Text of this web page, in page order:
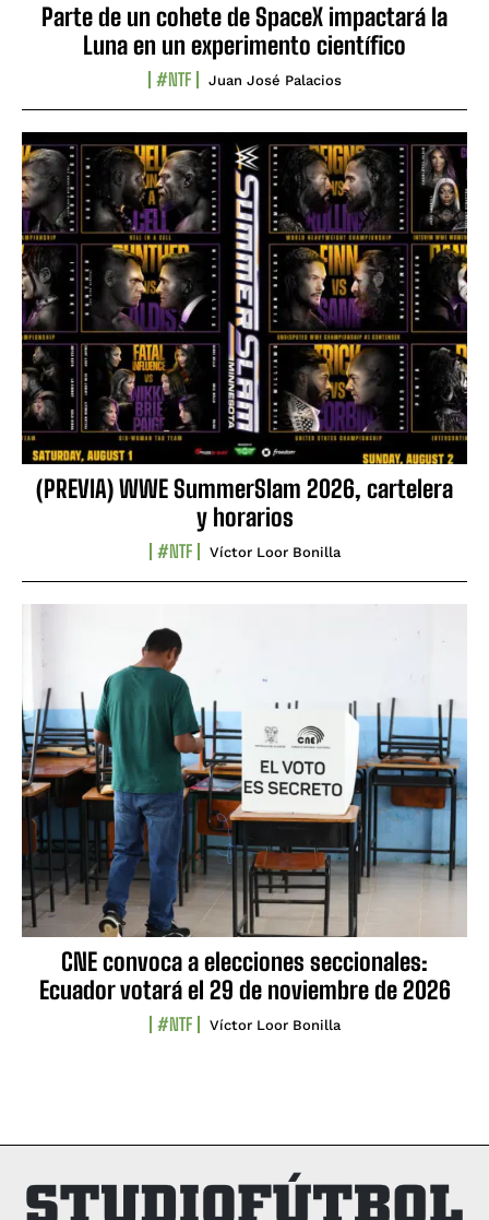
Parte de un cohete de SpaceX impactará la
Luna en un experimento científico
#NTF Juan José Palacios
(PREVIA) WWE SummerSlam 2026, cartelera
y horarios
#NTF Víctor Loor Bonilla
CNE convoca a elecciones seccionales:
Ecuador votará el 29 de noviembre de 2026
#NTF Víctor Loor Bonilla